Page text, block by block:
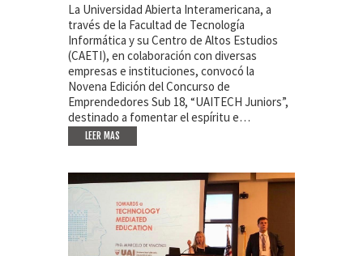
La Universidad Abierta Interamericana, a
través de la Facultad de Tecnología
Informática y su Centro de Altos Estudios
(CAETI), en colaboración con diversas
empresas e instituciones, convocó la
Novena Edición del Concurso de
Emprendedores Sub 18, “UAITECH Juniors”,
destinado a fomentar el espíritu e…
LEER MAS